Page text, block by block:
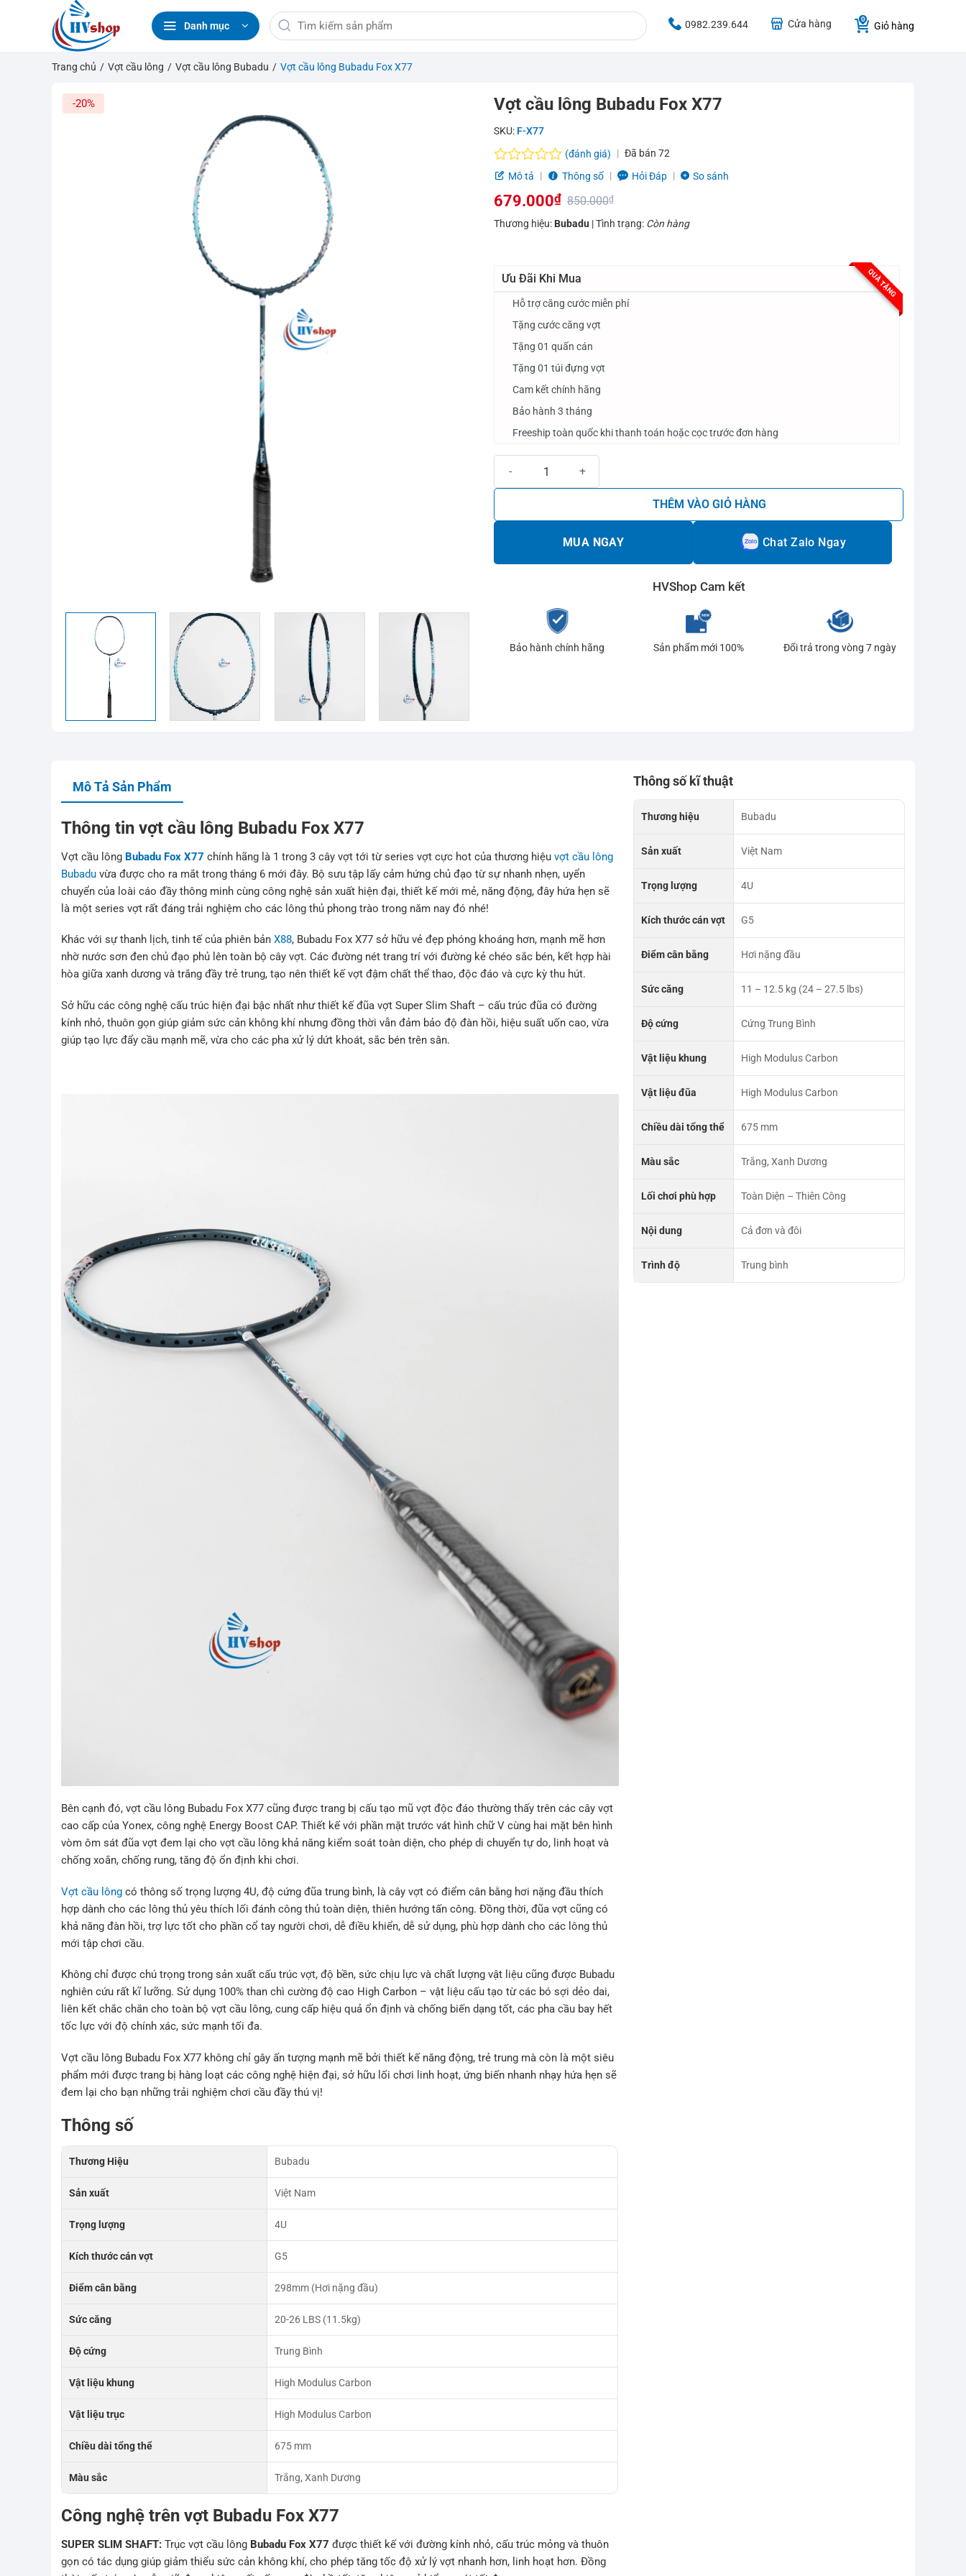
Danh mục
Tìm
kiếm:
0982.239.644 Cửa hàng Giỏ hàng
Trang chủ / Vợt cầu lông / Vợt cầu lông Bubadu / Vợt cầu lông Bubadu Fox X77
-20% Vợt cầu lông Bubadu Fox X77
SKU: F-X77
Được
hạng
5
(đánh giá) Đã bán72
Mô tả
Thông số Hỏi Đáp So sánh
850.000₫
Giá
là:
850.000₫.
679.000₫
Giá
tại
679.000₫.
Thương hiệu: Bubadu | Tình trạng: Còn hàng
QUÀ TẶNG
Ưu Đãi Khi Mua
Hỗ trợ căng cước miễn phí
Tặng cước căng vợt
Tặng 01 quấn cán
Tặng 01 túi đựng vợt
Cam kết chính hãng
Bảo hành 3 tháng
Freeship toàn quốc khi thanh toán hoặc cọc trước đơn hàng
THÊM VÀO GIỎ HÀNG
MUA NGAY Chat Zalo Ngay
HVShop Cam kết
Bảo hành chính hãng Sản phẩm mới 100% Đổi trả trong vòng 7 ngày
Mô Tả Sản Phẩm
Thông tin vợt cầu lông Bubadu Fox X77
Vợt cầu lông Bubadu Fox X77 chính hãng là 1 trong 3 cây vợt tới từ series vợt cực hot của thương hiệuvợt cầu lông
Bubadu vừa được cho ra mắt trong tháng 6 mới đây. Bộ sưu tập lấy cảm hứng chủ đạo từ sự nhanh nhẹn, uyển
chuyển của loài cáo đầy thông minh cùng công nghệ sản xuất hiện đại, thiết kế mới mẻ, năng động, đây hứa hẹn sẽ
là một series vợt rất đáng trải nghiệm cho các lông thủ phong trào trong năm nay đó nhé!
Khác với sự thanh lịch, tinh tế của phiên bảnX88, Bubadu Fox X77 sở hữu vẻ đẹp phóng khoáng hơn, mạnh mẽ hơn
nhờ nước sơn đen chủ đạo phủ lên toàn bộ cây vợt. Các đường nét trang trí với đường kẻ chéo sắc bén, kết hợp hài
hòa giữa xanh dương và trắng đầy trẻ trung, tạo nên thiết kế vợt đậm chất thể thao, độc đáo và cực kỳ thu hút.
Sở hữu các công nghệ cấu trúc hiện đại bậc nhất như thiết kế đũa vợt Super Slim Shaft – cấu trúc đũa có đường
kính nhỏ, thuôn gọn giúp giảm sức cản không khí nhưng đồng thời vẫn đảm bảo độ đàn hồi, hiệu suất uốn cao, vừa
giúp tạo lực đẩy cầu mạnh mẽ, vừa cho các pha xử lý dứt khoát, sắc bén trên sân.
Bên cạnh đó, vợt cầu lông Bubadu Fox X77 cũng được trang bị cấu tạo mũ vợt độc đáo thường thấy trên các cây vợt
cao cấp của Yonex, công nghệ Energy Boost CAP. Thiết kế với phần mặt trước vát hình chữ V cùng hai mặt bên hình
vòm ôm sát đũa vợt đem lại cho vợt cầu lông khả năng kiểm soát toàn diện, cho phép di chuyển tự do, linh hoạt và
chống xoắn, chống rung, tăng độ ổn định khi chơi.
Vợt cầu lông có thông số trọng lượng 4U, độ cứng đũa trung bình, là cây vợt có điểm cân bằng hơi nặng đầu thích
hợp dành cho các lông thủ yêu thích lối đánh công thủ toàn diện, thiên hướng tấn công. Đồng thời, đũa vợt cũng có
khả năng đàn hồi, trợ lực tốt cho phần cổ tay người chơi, dễ điều khiển, dễ sử dụng, phù hợp dành cho các lông thủ
mới tập chơi cầu.
Không chỉ được chú trọng trong sản xuất cấu trúc vợt, độ bền, sức chịu lực và chất lượng vật liệu cũng được Bubadu
nghiên cứu rất kĩ lưỡng. Sử dụng 100% than chì cường độ cao High Carbon – vật liệu cấu tạo từ các bó sợi dẻo dai,
liên kết chắc chắn cho toàn bộ vợt cầu lông, cung cấp hiệu quả ổn định và chống biến dạng tốt, các pha cầu bay hết
tốc lực với độ chính xác, sức mạnh tối đa.
Vợt cầu lông Bubadu Fox X77 không chỉ gây ấn tượng mạnh mẽ bởi thiết kế năng động, trẻ trung mà còn là một siêu
phẩm mới được trang bị hàng loạt các công nghệ hiện đại, sở hữu lối chơi linh hoạt, ứng biến nhanh nhạy hứa hẹn sẽ
đem lại cho bạn những trải nghiệm chơi cầu đầy thú vị!
Thông số
Thương Hiệu Bubadu
Sản xuất Việt Nam
Trọng lượng 4U
Kích thước cán vợt G5
Điểm cân bằng 298mm (Hơi nặng đầu)
Sức căng 20-26 LBS (11.5kg)
Độ cứng Trung Bình
Vật liệu khung High Modulus Carbon
Vật liệu trục High Modulus Carbon
Chiều dài tổng thể 675 mm
Màu sắc Trắng, Xanh Dương
Công nghệ trên vợt Bubadu Fox X77
SUPER SLIM SHAFT: Trục vợt cầu lông Bubadu Fox X77 được thiết kế với đường kính nhỏ, cấu trúc mỏng và thuôn
gọn có tác dụng giúp giảm thiểu sức cản không khí, cho phép tăng tốc độ xử lý vợt nhanh hơn, linh hoạt hơn. Đồng
Thông số kĩ thuật
Thương hiệu Bubadu
Sản xuất Việt Nam
Trọng lượng 4U
Kích thước cán vợt G5
Điểm cân bằng Hơi nặng đầu
Sức căng 11 – 12.5 kg (24 – 27.5 lbs)
Độ cứng Cứng Trung Bình
Vật liệu khung High Modulus Carbon
Vật liệu đũa High Modulus Carbon
Chiều dài tổng thể 675 mm
Màu sắc Trắng, Xanh Dương
Lối chơi phù hợp Toàn Diện – Thiên Công
Nội dung Cả đơn và đôi
Trình độ Trung bình